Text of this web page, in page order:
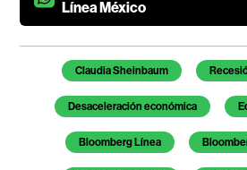
Línea México
Temas de este artículo
Claudia Sheinbaum
Desaceleración económica
Bloomberg Línea